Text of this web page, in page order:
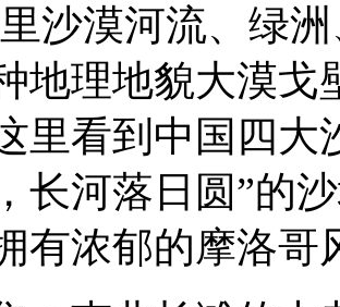
沙漠河流、绿
地理地貌大漠戈
里看到中国四大
长河落日圆”的
有浓郁的摩洛哥